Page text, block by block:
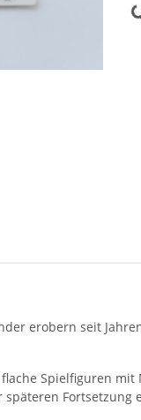
erobern seit
Spielfiguren
Fortsetzung